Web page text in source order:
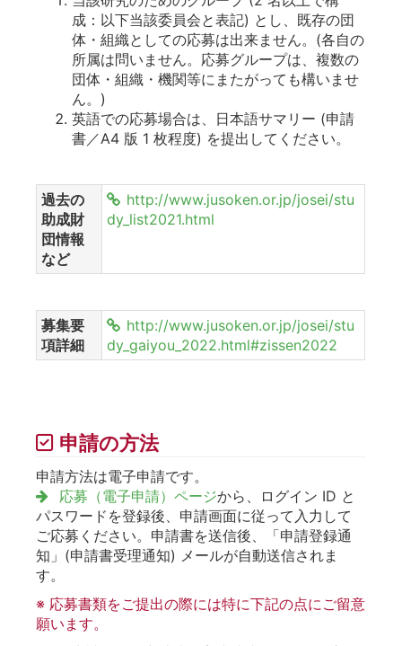
成：以下当該委員会と表記) とし、既存の団
体・組織としての応募は出来ません。(各自の
所属は問いません。応募グループは、複数の
団体・組織・機関等にまたがっても構いませ
ん。)
英語での応募場合は、日本語サマリー (申請
書／A4 版 1 枚程度) を提出してください。
過去の
助成財
団情報
など
http://www.jusoken.or.jp/josei/stu
dy_list2021.html
募集要
項詳細
http://www.jusoken.or.jp/josei/stu
dy_gaiyou_2022.html#zissen2022
申請の方法
申請方法は電子申請です。
応募（電子申請）ページから、ログイン ID と
パスワードを登録後、申請画面に従って入力して
ご応募ください。申請書を送信後、「申請登録通
知」(申請書受理通知) メールが自動送信されま
す。
※ 応募書類をご提出の際には特に下記の点にご留意
願います。